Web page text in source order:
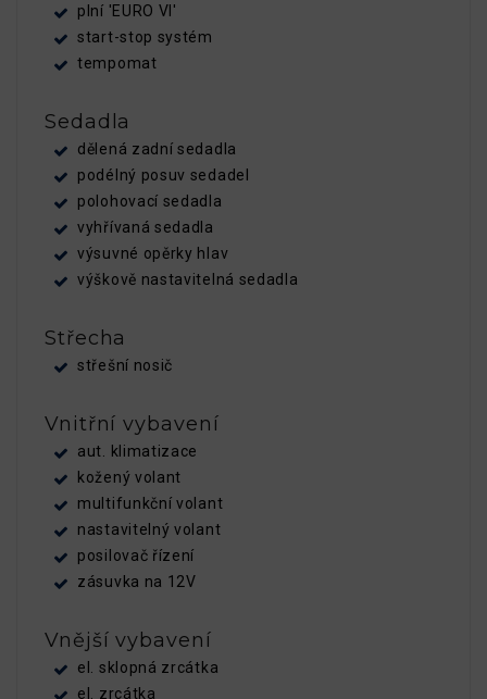
plní 'EURO VI'
start-stop systém
tempomat
Sedadla
dělená zadní sedadla
podélný posuv sedadel
polohovací sedadla
vyhřívaná sedadla
výsuvné opěrky hlav
výškově nastavitelná sedadla
Střecha
střešní nosič
Vnitřní vybavení
aut. klimatizace
kožený volant
multifunkční volant
nastavitelný volant
posilovač řízení
zásuvka na 12V
Vnější vybavení
el. sklopná zrcátka
el. zrcátka